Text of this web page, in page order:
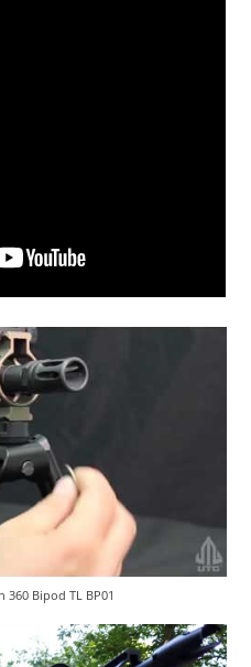
360 Bipod TL BP01